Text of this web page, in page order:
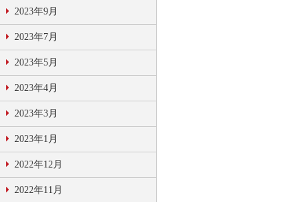
2023年9月
2023年7月
2023年5月
2023年4月
2023年3月
2023年1月
2022年12月
2022年11月